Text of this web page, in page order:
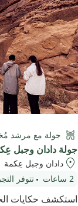
جولة مع مرشد
جولة دادان وجبل
دادان وجبل عِكمة
2 ساعات
تتوفر
استكشف حكايات